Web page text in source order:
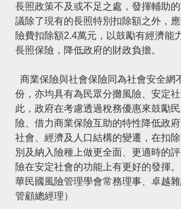
長照政策不及或不足之處，發揮輔助
議除了現有的長照特別扣除額之外，
險費扣除額2.4萬元，以鼓勵有經濟能
長照保險，降低政府的財政負擔。
商業保險與社會保險同為社會安全網
份，亦均具有為民眾分攤風險、安定
此，政府在考慮透過稅務優惠來鼓勵
險、借力商業保險互助的特性降低政
社會、經濟及人口結構的變遷，在扣
別及納入險種上做更全面、更適時的
險在安定社會的功能上有更好的發揮
華民國風險管理學會常務理事、卓越
管顧總經理）